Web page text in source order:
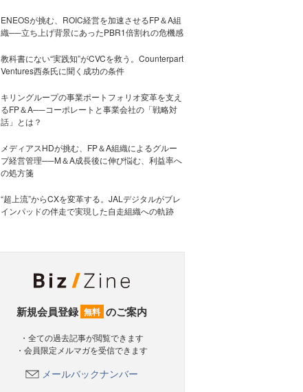
ENEOSが挑む、ROIC経営を加速させるFP＆A組
織──立ち上げ背景にあったPBR1倍割れの危機感
教科書にない“実践知”がCVCを救う。Counterpart
Ventures西条氏に聞く成功の条件
キリングループの事業ポートフォリオ変革を支え
るFP＆A──コーポレートと事業会社の「戦略対
話」とは？
メディアスHDが挑む、FP＆A組織によるグルー
プ経営管理──M＆A成長後に伸び悩む、利益率へ
の処方箋
“超上流”からCXを変革する。JALデジタルがブレ
インパッドの伴走で実現した自走組織への軌跡
新規会員登録 無料 のご案内
・全ての過去記事が閲覧できます
・会員限定メルマガを受信できます
メールバックナンバー